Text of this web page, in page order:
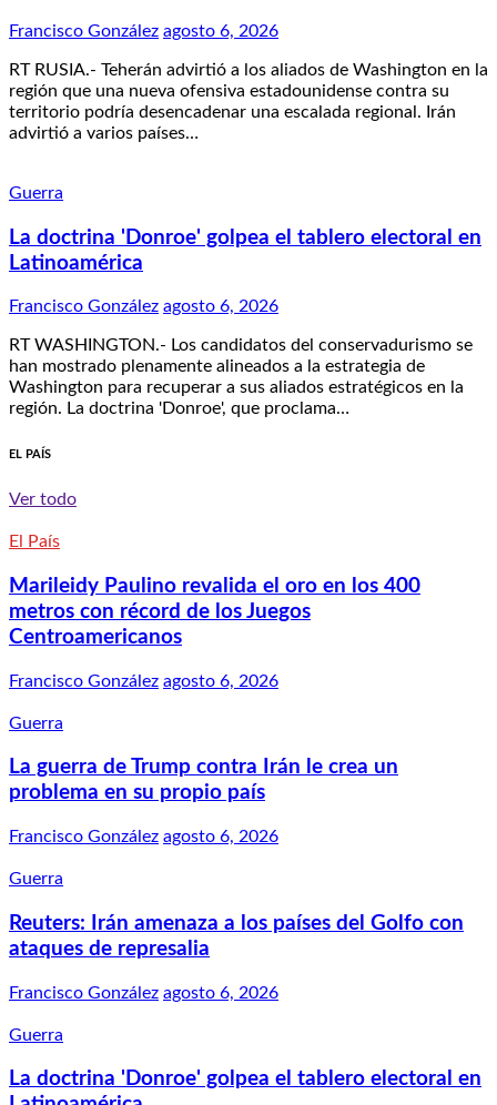
Francisco González agosto 6, 2026
RT RUSIA.- Teherán advirtió a los aliados de Washington en la
región que una nueva ofensiva estadounidense contra su
territorio podría desencadenar una escalada regional. Irán
advirtió a varios países…
Guerra
La doctrina 'Donroe' golpea el tablero electoral en
Latinoamérica
Francisco González agosto 6, 2026
RT WASHINGTON.- Los candidatos del conservadurismo se
han mostrado plenamente alineados a la estrategia de
Washington para recuperar a sus aliados estratégicos en la
región. La doctrina 'Donroe', que proclama…
EL PAÍS
Ver todo
El País
Marileidy Paulino revalida el oro en los 400
metros con récord de los Juegos
Centroamericanos
Francisco González agosto 6, 2026
Guerra
La guerra de Trump contra Irán le crea un
problema en su propio país
Francisco González agosto 6, 2026
Guerra
Reuters: Irán amenaza a los países del Golfo con
ataques de represalia
Francisco González agosto 6, 2026
Guerra
La doctrina 'Donroe' golpea el tablero electoral en